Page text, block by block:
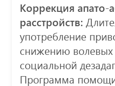
Коррекция апато-
расстройств:
употребление
снижению волевых
социальной
Программа